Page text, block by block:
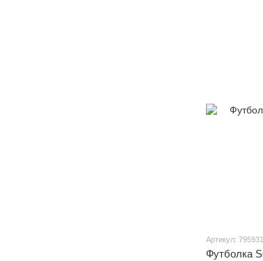
Артикул:
Футболка